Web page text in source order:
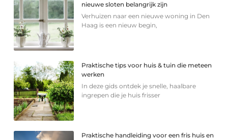
nieuwe sloten belangrijk zijn
Verhuizen naar een nieuwe woning in Den
Haag is een nieuw begin,
Praktische tips voor huis & tuin die meteen
werken
In deze gids ontdek je snelle, haalbare
ingrepen die je huis frisser
Praktische handleiding voor een fris huis en